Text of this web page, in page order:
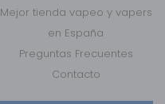
Mejor tienda vapeo y vapers
en España
Preguntas Frecuentes
Contacto